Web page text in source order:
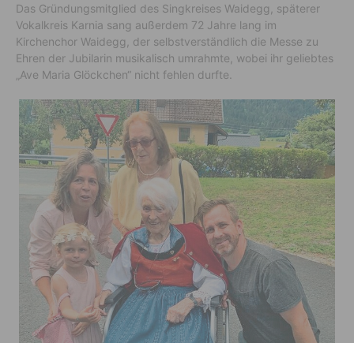
Das Gründungsmitglied des Singkreises Waidegg, späterer
Vokalkreis Karnia sang außerdem 72 Jahre lang im
Kirchenchor Waidegg, der selbstverständlich die Messe zu
Ehren der Jubilarin musikalisch umrahmte, wobei ihr geliebtes
„Ave Maria Glöckchen“ nicht fehlen durfte.